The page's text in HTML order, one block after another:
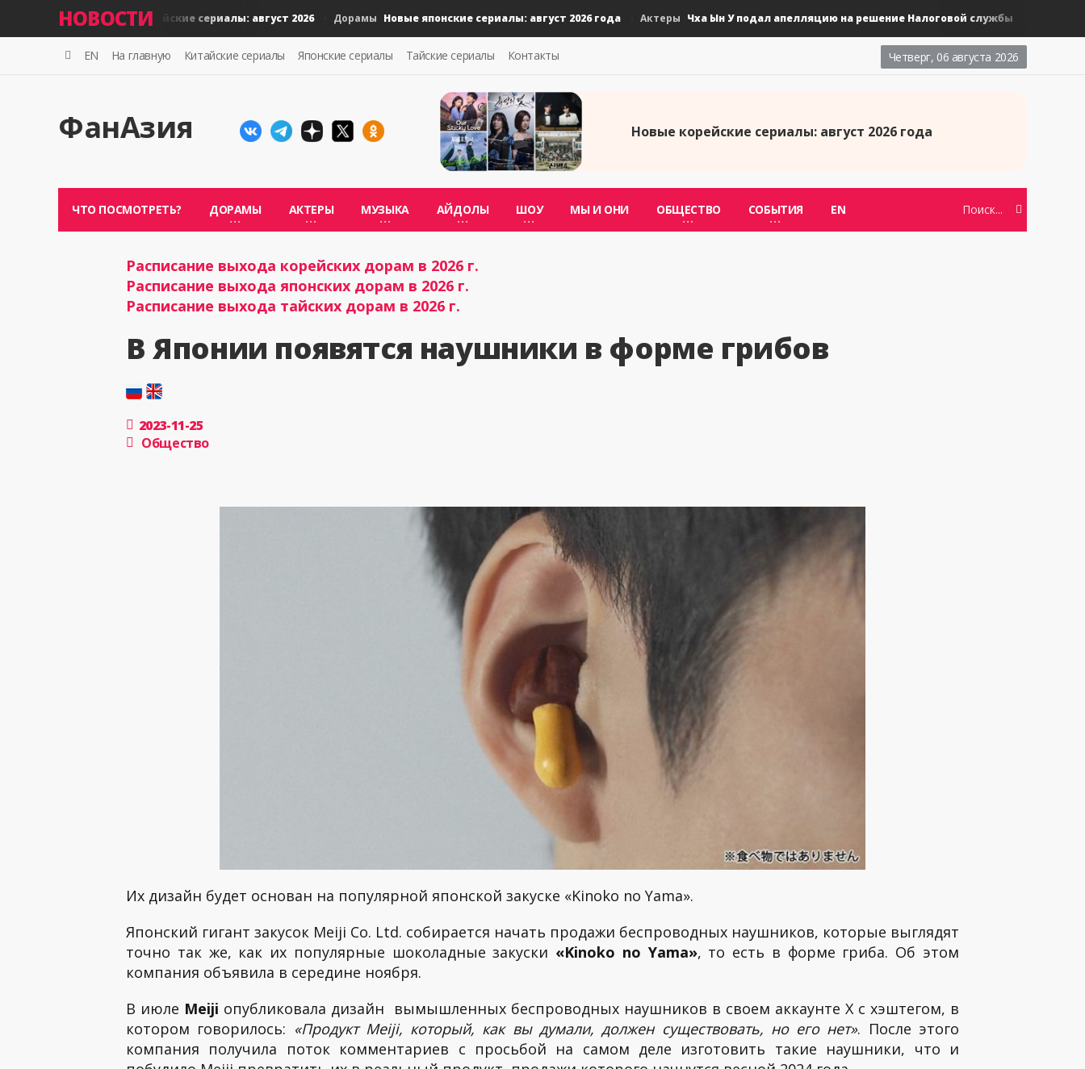
НОВОСТИ
Дорамы Новые тайские сериалы: август 2026 Дорамы Новые японские сериалы: август 2026 года Актеры Чха Ын У подал апелляцию на решение Налоговой службы Дорамы
Четверг, 06 августа 2026
EN На главную Китайские сериалы Японские сериалы Тайские сериалы Контакты
ФанАзия Новые корейские сериалы: август 2026 года
ЧТО ПОСМОТРЕТЬ? ДОРАМЫ АКТЕРЫ МУЗЫКА АЙДОЛЫ ШОУ МЫ И ОНИ ОБЩЕСТВО СОБЫТИЯ EN
Расписание выхода корейских дорам в 2026 г.
Расписание выхода японских дорам в 2026 г.
Расписание выхода тайских дорам в 2026 г.
В Японии появятся наушники в форме грибов
2023-11-25
Общество
Их дизайн будет основан на популярной японской закуске «Kinoko no Yama».
Японский гигант закусок Meiji Co. Ltd. собирается начать продажи беспроводных наушников, которые выглядят
точно так же, как их популярные шоколадные закуски «Kinoko no Yama», то есть в форме гриба. Об этом
компания объявила в середине ноября.
В июле Meiji опубликовала дизайн вымышленных беспроводных наушников в своем аккаунте X с хэштегом, в
котором говорилось: «Продукт Meiji, который, как вы думали, должен существовать, но его нет». После этого
компания получила поток комментариев с просьбой на самом деле изготовить такие наушники, что и